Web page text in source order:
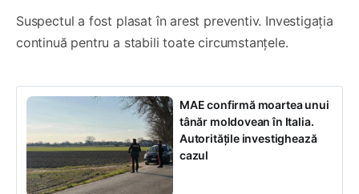
Suspectul a fost plasat în arest preventiv. Investigația
continuă pentru a stabili toate circumstanțele.
MAE confirmă moartea unui
tânăr moldovean în Italia.
Autoritățile investighează
cazul